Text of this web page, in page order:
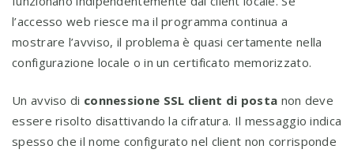
l’accesso web riesce ma il programma continua a
mostrare l’avviso, il problema è quasi certamente nella
configurazione locale o in un certificato memorizzato.
Un avviso di connessione SSL client di posta non deve
essere risolto disattivando la cifratura. Il messaggio indica
spesso che il nome configurato nel client non corrisponde